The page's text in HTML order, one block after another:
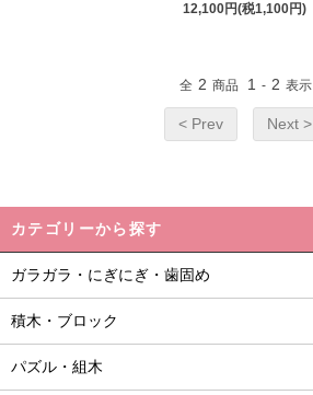
12,100円(税1,100円)
全 2 商品 1 - 2 表示
< Prev Next >
カテゴリーから探す
ガラガラ・にぎにぎ・歯固め
積木・ブロック
パズル・組木